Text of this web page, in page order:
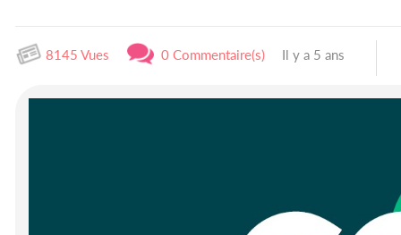
8145 Vues 0 Commentaire(s) Il y a 5 ans